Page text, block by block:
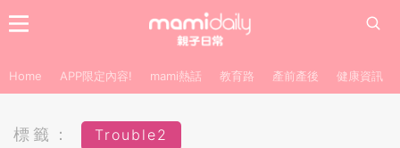
Home APP限定內容! mami熱話 教育路 產前產後 健康資訊
標籤： Trouble2